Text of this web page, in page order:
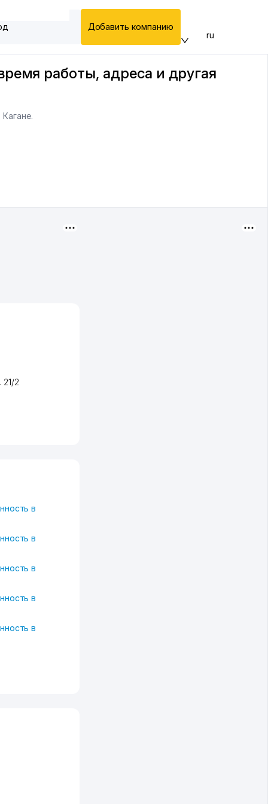
Добавить компанию
ru
работы, адреса и другая
, 21/2
в
в
в
в
в